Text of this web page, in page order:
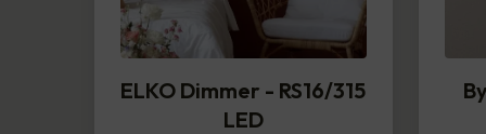
ELKO Dimmer - RS16/315
LED